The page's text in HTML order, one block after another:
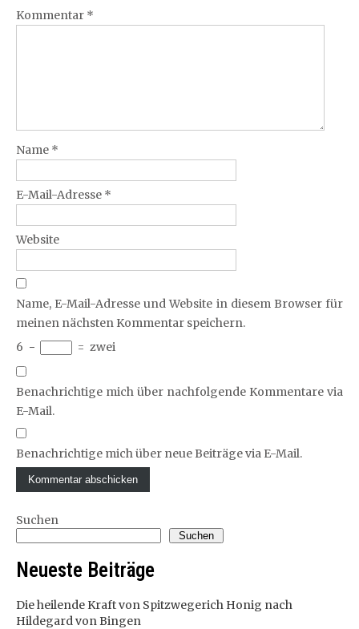
Kommentar *
Name *
E-Mail-Adresse *
Website
Name, E-Mail-Adresse und Website in diesem Browser für
meinen nächsten Kommentar speichern.
6 − = zwei
Benachrichtige mich über nachfolgende Kommentare via
E-Mail.
Benachrichtige mich über neue Beiträge via E-Mail.
Suchen
Suchen
Neueste Beiträge
Die heilende Kraft von Spitzwegerich Honig nach
Hildegard von Bingen